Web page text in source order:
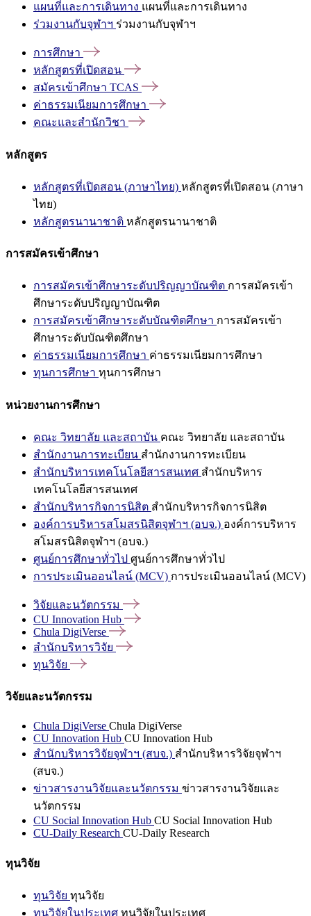
แผนที่และการเดินทาง แผนที่และการเดินทาง
ร่วมงานกับจุฬาฯ ร่วมงานกับจุฬาฯ
การศึกษา
หลักสูตรที่เปิดสอน
สมัครเข้าศึกษา TCAS
ค่าธรรมเนียมการศึกษา
คณะและสำนักวิชา
หลักสูตร
หลักสูตรที่เปิดสอน (ภาษาไทย) หลักสูตรที่เปิดสอน (ภาษา
ไทย)
หลักสูตรนานาชาติ หลักสูตรนานาชาติ
การสมัครเข้าศึกษา
การสมัครเข้าศึกษาระดับปริญญาบัณฑิต การสมัครเข้า
ศึกษาระดับปริญญาบัณฑิต
การสมัครเข้าศึกษาระดับบัณฑิตศึกษา การสมัครเข้า
ศึกษาระดับบัณฑิตศึกษา
ค่าธรรมเนียมการศึกษา ค่าธรรมเนียมการศึกษา
ทุนการศึกษา ทุนการศึกษา
หน่วยงานการศึกษา
คณะ วิทยาลัย และสถาบัน คณะ วิทยาลัย และสถาบัน
สำนักงานการทะเบียน สำนักงานการทะเบียน
สำนักบริหารเทคโนโลยีสารสนเทศ สำนักบริหาร
เทคโนโลยีสารสนเทศ
สำนักบริหารกิจการนิสิต สำนักบริหารกิจการนิสิต
องค์การบริหารสโมสรนิสิตจุฬาฯ (อบจ.) องค์การบริหาร
สโมสรนิสิตจุฬาฯ (อบจ.)
ศูนย์การศึกษาทั่วไป ศูนย์การศึกษาทั่วไป
การประเมินออนไลน์ (MCV) การประเมินออนไลน์ (MCV)
วิจัยและนวัตกรรม
CU Innovation Hub
Chula DigiVerse
สำนักบริหารวิจัย
ทุนวิจัย
วิจัยและนวัตกรรม
Chula DigiVerse Chula DigiVerse
CU Innovation Hub CU Innovation Hub
สำนักบริหารวิจัยจุฬาฯ (สบจ.) สำนักบริหารวิจัยจุฬาฯ
(สบจ.)
ข่าวสารงานวิจัยและนวัตกรรม ข่าวสารงานวิจัยและ
นวัตกรรม
CU Social Innovation Hub CU Social Innovation Hub
CU-Daily Research CU-Daily Research
ทุนวิจัย
ทุนวิจัย ทุนวิจัย
ทุนวิจัยในประเทศ ทุนวิจัยในประเทศ